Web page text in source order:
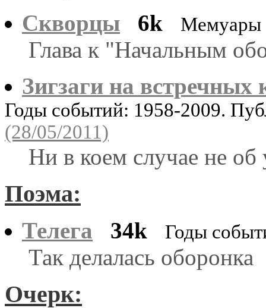
Скворцы
6k Мемуары
Глава к "Начальным
Зигзаги на встречных
Годы событий: 1958-2009.
(28/05/2011)
Ни в коем случае не об
Поэма:
Телега 34k Годы
Так делалась оборонка
Очерк: